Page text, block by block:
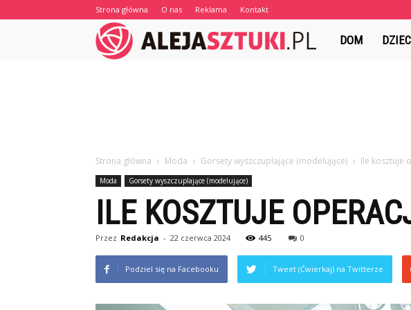
Strona główna O nas Reklama Kontakt
AlejaSztuki.pl
DOM
Strona główna Moda Gorsety wyszczuplające (modelujące) Ile kosztuje
Moda Gorsety wyszczuplające (modelujące)
ILE KOSZTUJE
Przez Redakcja - 22 czerwca 2024 445 0
Podziel się na Facebooku Tweet (Ćwierkaj) na Twitterze